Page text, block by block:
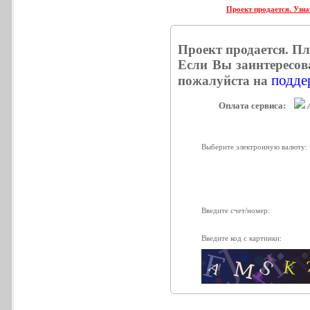
Проект продается.
Проект продается.
Если Вы
пожалуйста на
Выберите электронную валюту:
Введите счет/номер:
Введите код с картинки: